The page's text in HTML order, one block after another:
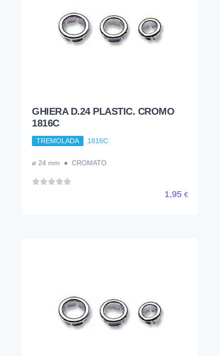
GHIERA D.24 PLASTIC. CROMO
1816C
TREMOLADA 1816C
ø 24 mm ● CROMATO
1,95 €